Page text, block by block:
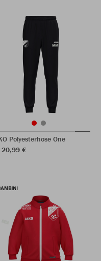
Polyesterhose One
€